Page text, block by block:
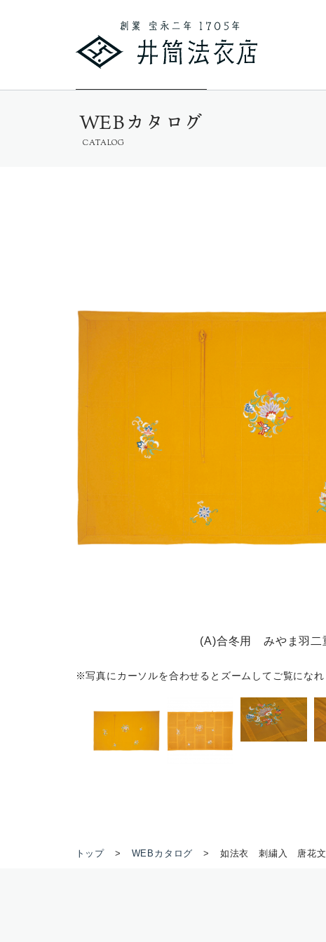
WEBカタログ
CATALOG
(A)合冬用 みやま羽二
※写真にカーソルを合わせるとズームしてご覧になれ
トップ WEBカタログ 如法衣 刺繍入 唐花文